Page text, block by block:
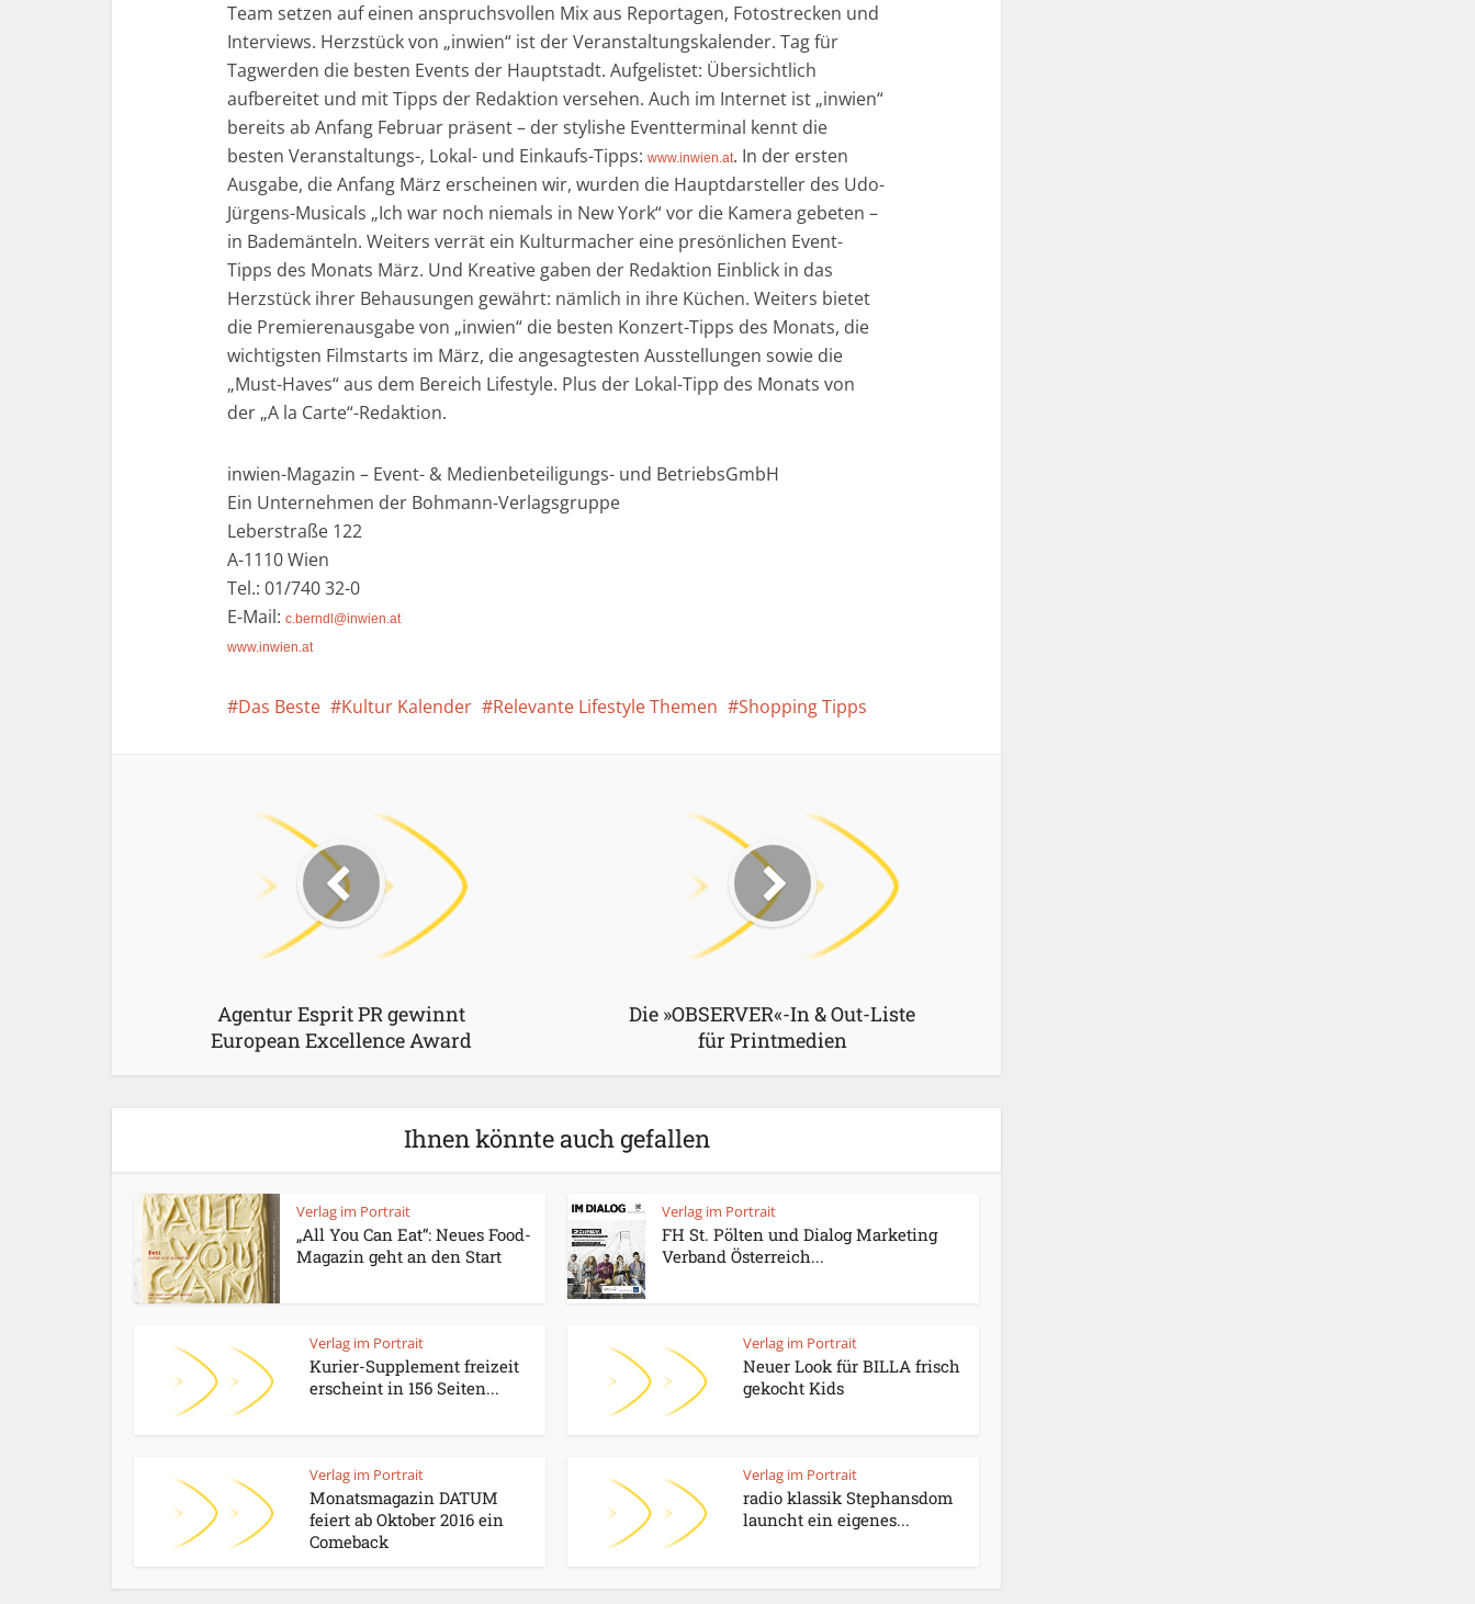
Team setzen auf einen anspruchsvollen Mix aus Reportagen, Fotostrecken und
Interviews. Herzstück von „inwien“ ist der Veranstaltungskalender. Tag für
Tagwerden die besten Events der Hauptstadt. Aufgelistet: Übersichtlich
aufbereitet und mit Tipps der Redaktion versehen. Auch im Internet ist „inwien“
bereits ab Anfang Februar präsent – der stylishe Eventterminal kennt die
besten Veranstaltungs-, Lokal- und Einkaufs-Tipps: www.inwien.at. In der ersten
Ausgabe, die Anfang März erscheinen wir, wurden die Hauptdarsteller des Udo-
Jürgens-Musicals „Ich war noch niemals in New York“ vor die Kamera gebeten –
in Bademänteln. Weiters verrät ein Kulturmacher eine presönlichen Event-
Tipps des Monats März. Und Kreative gaben der Redaktion Einblick in das
Herzstück ihrer Behausungen gewährt: nämlich in ihre Küchen. Weiters bietet
die Premierenausgabe von „inwien“ die besten Konzert-Tipps des Monats, die
wichtigsten Filmstarts im März, die angesagtesten Ausstellungen sowie die
„Must-Haves“ aus dem Bereich Lifestyle. Plus der Lokal-Tipp des Monats von
der „A la Carte“-Redaktion.
inwien-Magazin – Event- & Medienbeteiligungs- und BetriebsGmbH
Ein Unternehmen der Bohmann-Verlagsgruppe
Leberstraße 122
A-1110 Wien
Tel.: 01/740 32-0
E-Mail: c.berndl@inwien.at
www.inwien.at
Das Beste Kultur Kalender Relevante Lifestyle Themen Shopping Tipps
Agentur Esprit PR gewinnt
European Excellence Award
Die »OBSERVER«-In & Out-Liste
für Printmedien
Ihnen könnte auch gefallen
Verlag im Portrait
„All You Can Eat“: Neues Food-
Magazin geht an den Start
Verlag im Portrait
FH St. Pölten und Dialog Marketing
Verband Österreich...
Verlag im Portrait
Kurier-Supplement freizeit
erscheint in 156 Seiten...
Verlag im Portrait
Neuer Look für BILLA frisch
gekocht Kids
Verlag im Portrait
Monatsmagazin DATUM
feiert ab Oktober 2016 ein
Comeback
Verlag im Portrait
radio klassik Stephansdom
launcht ein eigenes...